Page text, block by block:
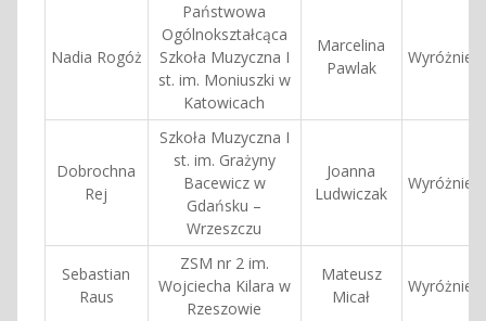
Nadia Rogóż
Państwowa
Ogólnokształcąca
Szkoła Muzyczna I
st. im. Moniuszki w
Katowicach
Marcelina
Pawlak
Dobrochna
Rej
Szkoła Muzyczna I
st. im. Grażyny
Bacewicz w
Gdańsku –
Wrzeszczu
Joanna
Ludwiczak
Sebastian
Raus
ZSM nr 2 im.
Wojciecha Kilara w
Rzeszowie
Mateusz
Micał